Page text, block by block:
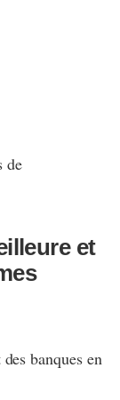
de
et
banques en